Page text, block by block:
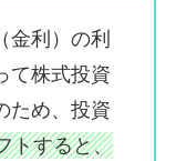
金利）の利
て株式投資
ため、投資
トすると、